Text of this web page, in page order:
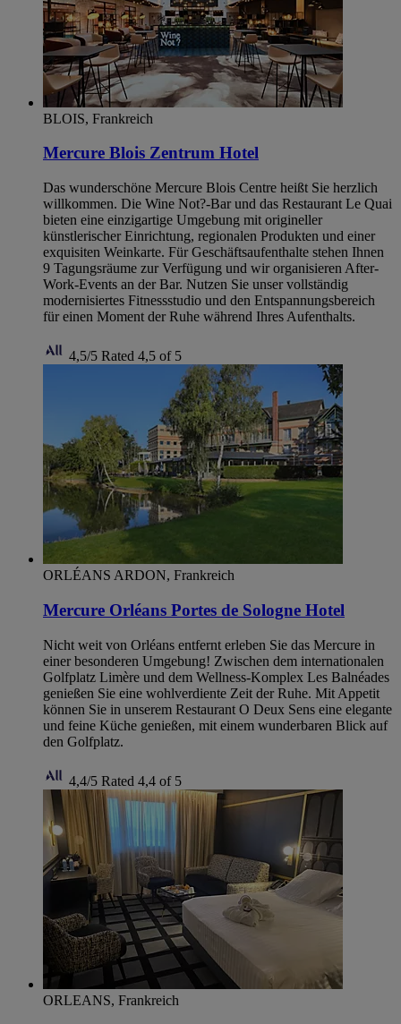
BLOIS, Frankreich
Mercure Blois Zentrum Hotel
Das wunderschöne Mercure Blois Centre heißt Sie herzlich
willkommen. Die Wine Not?-Bar und das Restaurant Le Quai
bieten eine einzigartige Umgebung mit origineller
künstlerischer Einrichtung, regionalen Produkten und einer
exquisiten Weinkarte. Für Geschäftsaufenthalte stehen Ihnen
9 Tagungsräume zur Verfügung und wir organisieren After-
Work-Events an der Bar. Nutzen Sie unser vollständig
modernisiertes Fitnessstudio und den Entspannungsbereich
für einen Moment der Ruhe während Ihres Aufenthalts.
4,5/5 Rated 4,5 of 5
ORLÉANS ARDON, Frankreich
Mercure Orléans Portes de Sologne Hotel
Nicht weit von Orléans entfernt erleben Sie das Mercure in
einer besonderen Umgebung! Zwischen dem internationalen
Golfplatz Limère und dem Wellness-Komplex Les Balnéades
genießen Sie eine wohlverdiente Zeit der Ruhe. Mit Appetit
können Sie in unserem Restaurant O Deux Sens eine elegante
und feine Küche genießen, mit einem wunderbaren Blick auf
den Golfplatz.
4,4/5 Rated 4,4 of 5
ORLEANS, Frankreich